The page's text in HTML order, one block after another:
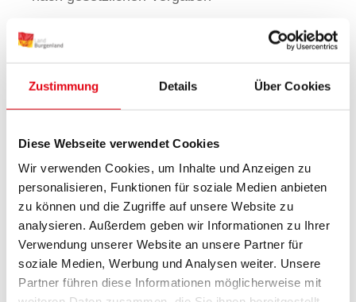
Zustimmung Details Über Cookies
Diese Webseite verwendet Cookies
Wir verwenden Cookies, um Inhalte und Anzeigen zu
personalisieren, Funktionen für soziale Medien anbieten
zu können und die Zugriffe auf unsere Website zu
analysieren. Außerdem geben wir Informationen zu Ihrer
Verwendung unserer Website an unsere Partner für
soziale Medien, Werbung und Analysen weiter. Unsere
Partner führen diese Informationen möglicherweise mit
Mängelbehebung
Eintragungen in der Datenbank sparen Papier,
(selbstverständlich in anonymisierter Form)
werden für wissenschaftliche Zwecke benötigt
(etwa für den Bgld. Emissionskataster)
Burgenländische Prüfberechtigte und
Überwachungsstellen (burgenländische
Rauchfangkehrerinnen und Rauchfangkehrer)